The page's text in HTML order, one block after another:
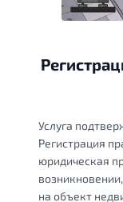
Услуга
Регистрация
юридическая
на объект